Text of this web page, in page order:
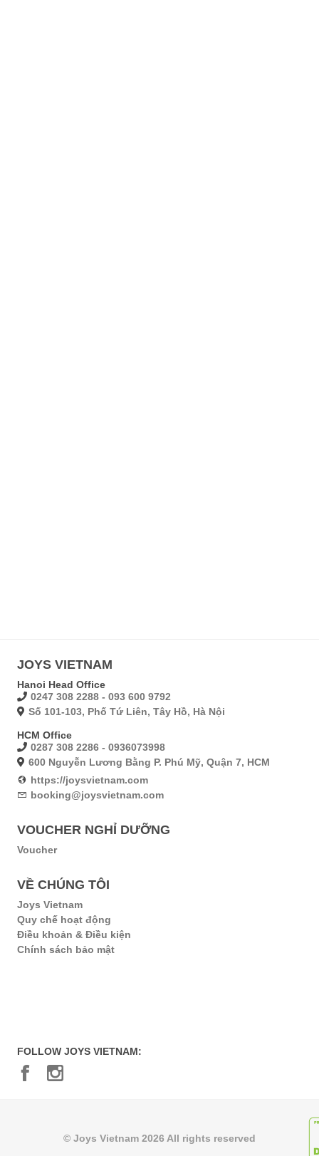
JOYS VIETNAM
Hanoi Head Office
0247 308 2288 - 093 600 9792
Số 101-103, Phố Tứ Liên, Tây Hồ, Hà Nội
HCM Office
0287 308 2286 - 0936073998
600 Nguyễn Lương Bằng P. Phú Mỹ, Quận 7, HCM
https://joysvietnam.com
booking@joysvietnam.com
VOUCHER NGHỈ DƯỠNG
Voucher
VỀ CHÚNG TÔI
Joys Vietnam
Quy chế hoạt động
Điều khoản & Điều kiện
Chính sách bảo mật
FOLLOW JOYS VIETNAM:
© Joys Vietnam 2026 All rights reserved